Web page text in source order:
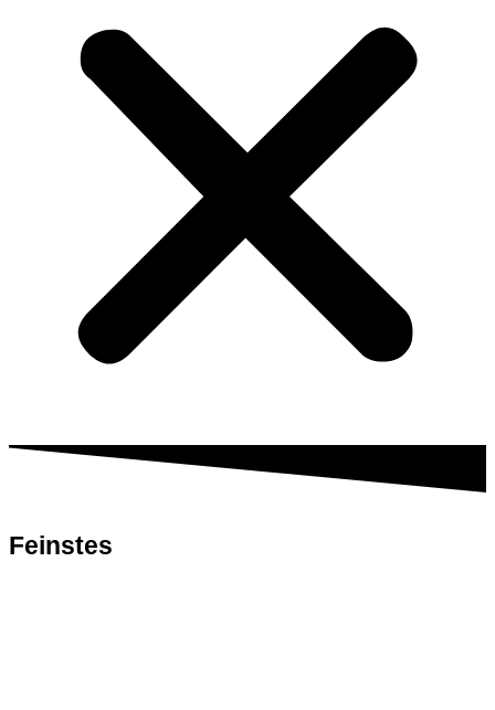
Feinstes